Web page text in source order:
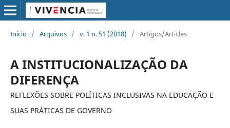
Início / Arquivos / v. 1 n. 51 (2018) / Artigos/Articles
A INSTITUCIONALIZAÇÃO DA
DIFERENÇA
REFLEXÕES SOBRE POLÍTICAS INCLUSIVAS NA EDUCAÇÃO E
SUAS PRÁTICAS DE GOVERNO